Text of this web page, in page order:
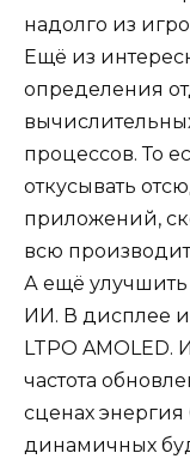
надолго из
Ещё из
определения
процессов. То
откусывать
приложений,
всю
А ещё
ИИ. В дисплее
LTPO AMOLED.
частота
сценах энергия
динамичных